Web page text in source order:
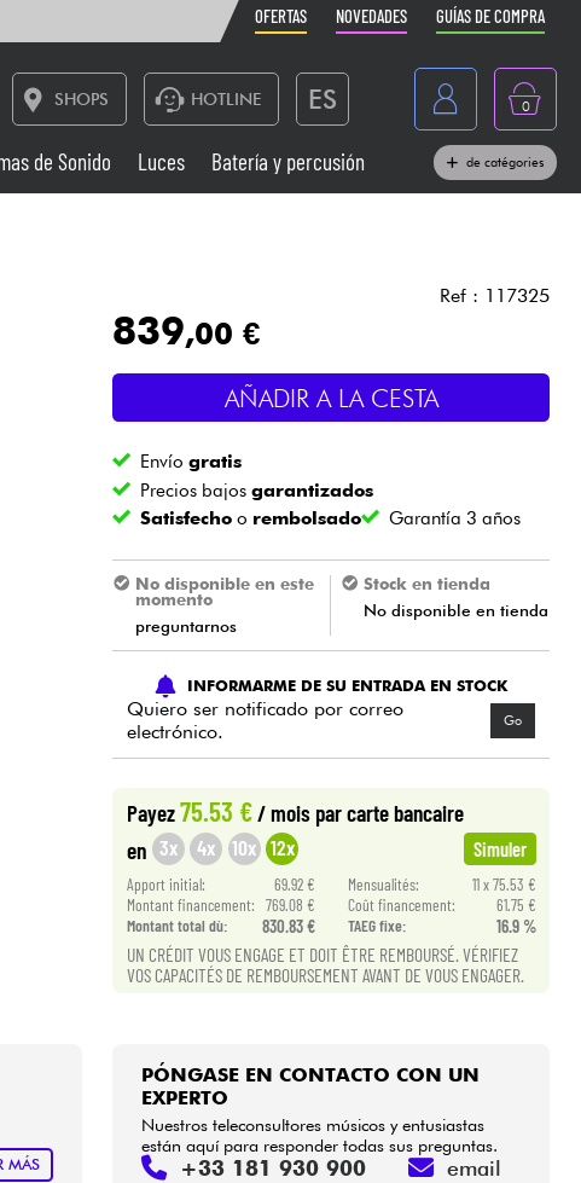
OFERTAS NOVEDADES GUÍAS DE COMPRA
SHOPS HOTLINE ES
France
Belgique
Nederland
0
Sistemas de Sonido
Vientos
Cables & Acces.
de Sonido Luces Batería y percusión de catégories
Ref : 117325
839,00 €
AÑADIR A LA CESTA
Envíogratis
Precios bajosgarantizados
Satisfecho o rembolsado Garantía 3 años
No disponible en este
momento
preguntarnos
Stock en tienda
No disponible en tienda
INFORMARME DE SU ENTRADA EN STOCK
Quiero ser notificado por correo
electrónico.
Go
Payez75.53 €/ mois par carte bancaire
en 3x 4x 10x 12x Simuler
Apport initial: 69.92 € Mensualités:
11 x 75.53 €
Montant financement: 769.08 € Coût financement:
61.75 €
Montant total dù:
830.83 € TAEG fixe: 16.9 %
UN CRÉDIT VOUS ENGAGE ET DOIT ÊTRE REMBOURSÉ. VÉRIFIEZ
VOS CAPACITÉS DE REMBOURSEMENT AVANT DE VOUS ENGAGER.
MÁS
PÓNGASE EN CONTACTO CON UN
EXPERTO
Nuestros teleconsultores músicos y entusiastas
están aquí para responder todas sus preguntas.
+33 181 930 900 email